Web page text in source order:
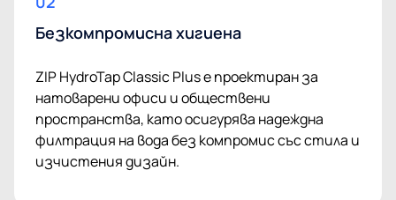
Безкомпромисна хигиена
ZIP HydroTap Classic Plus е проектиран за
натоварени офиси и обществени
пространства, като осигурява надеждна
филтрация на вода без компромис със стила и
изчистения дизайн.